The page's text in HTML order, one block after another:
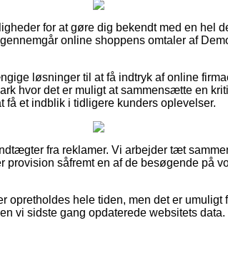
for at gøre dig bekendt med en hel
online shoppens omtaler af
løsninger til at få indtryk af online
hvor det er muligt at sammensætte en
få et indblik i tidligere kunders oplevelser.
fra reklamer. Vi arbejder tæt
provision såfremt en af de besøgende på
opretholdes hele tiden, men det er umuligt
vi sidste gang opdaterede websitets data.